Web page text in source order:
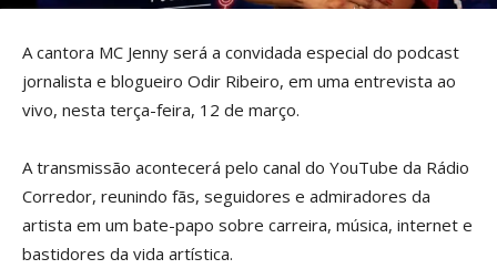
A cantora MC Jenny será a convidada especial do podcast
jornalista e blogueiro Odir Ribeiro, em uma entrevista ao
vivo, nesta terça-feira, 12 de março.
A transmissão acontecerá pelo canal do YouTube da Rádio
Corredor, reunindo fãs, seguidores e admiradores da
artista em um bate-papo sobre carreira, música, internet e
bastidores da vida artística.